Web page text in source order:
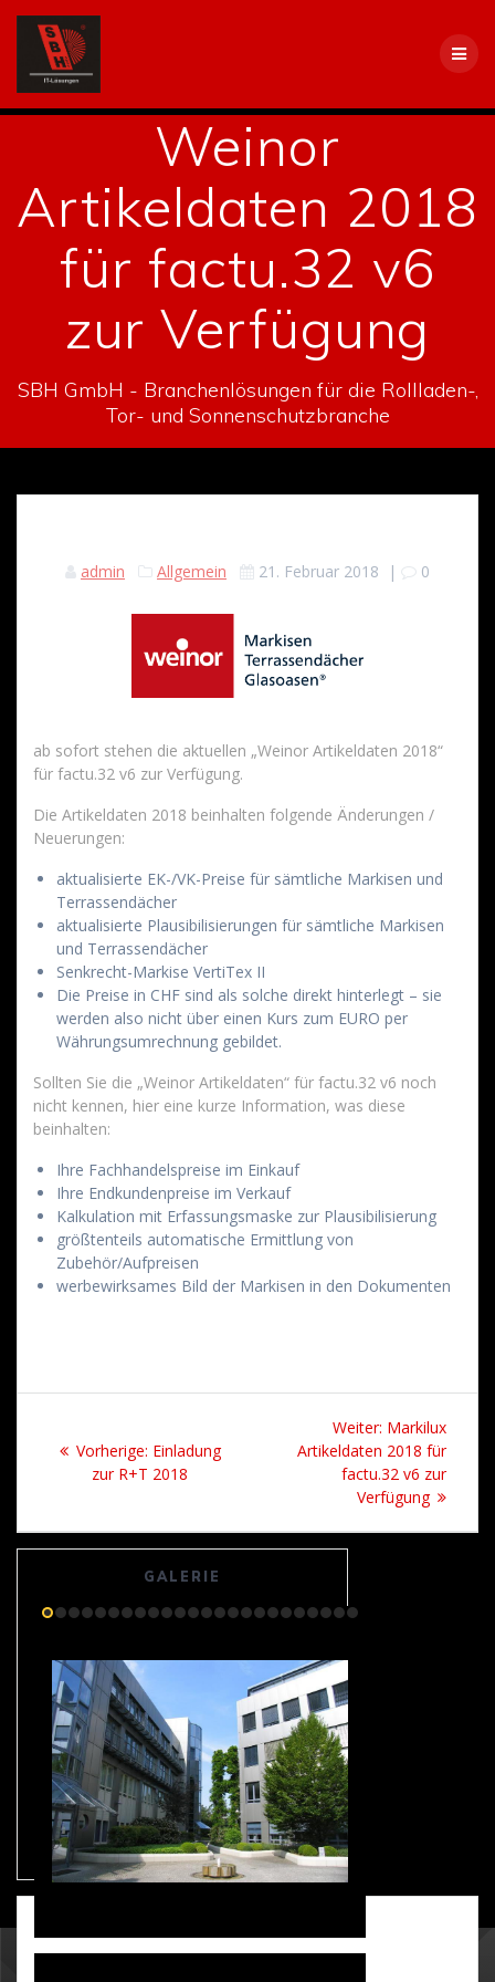
Weinor
Artikeldaten 2018
für factu.32 v6
zur Verfügung
SBH GmbH - Branchenlösungen für die Rollladen-,
Tor- und Sonnenschutzbranche
admin Allgemein 21. Februar 2018 | 0
ab sofort stehen die aktuellen „Weinor Artikeldaten 2018“
für factu.32 v6 zur Verfügung.
Die Artikeldaten 2018 beinhalten folgende Änderungen /
Neuerungen:
aktualisierte EK-/VK-Preise für sämtliche Markisen und
Terrassendächer
aktualisierte Plausibilisierungen für sämtliche Markisen
und Terrassendächer
Senkrecht-Markise VertiTex II
Die Preise in CHF sind als solche direkt hinterlegt – sie
werden also nicht über einen Kurs zum EURO per
Währungsumrechnung gebildet.
Sollten Sie die „Weinor Artikeldaten“ für factu.32 v6 noch
nicht kennen, hier eine kurze Information, was diese
beinhalten:
Ihre Fachhandelspreise im Einkauf
Ihre Endkundenpreise im Verkauf
Kalkulation mit Erfassungsmaske zur Plausibilisierung
größtenteils automatische Ermittlung von
Zubehör/Aufpreisen
werbewirksames Bild der Markisen in den Dokumenten
Navigation
Vorherige: Vorheriger
Beitrag:
Einladung
zur R+T 2018
Weiter: Nächster
Beitrag:
Markilux
Artikeldaten 2018 für
factu.32 v6 zur
Verfügung
GALERIE